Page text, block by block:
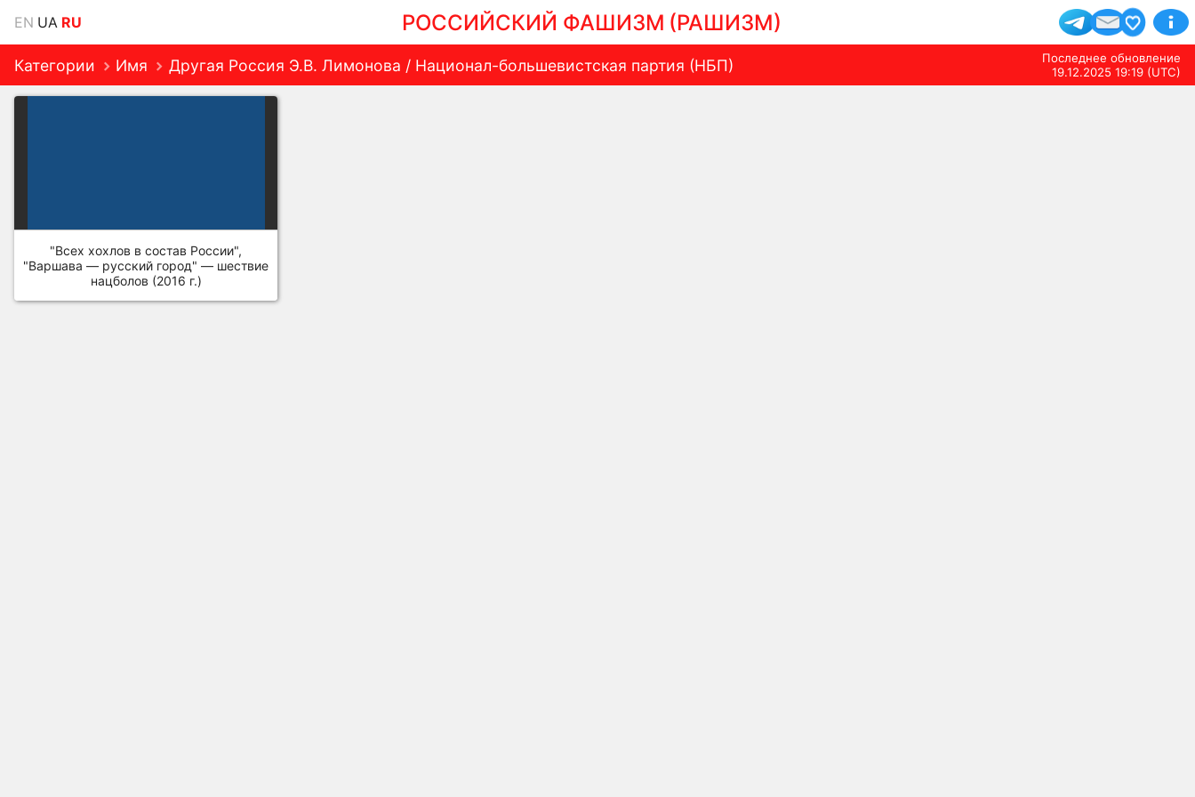
EN UA RU РОССИЙСКИЙ ФАШИЗМ (РАШИЗМ)
Категории Имя Другая Россия Э.В. Лимонова / Национал-большевистская партия (НБП)
Последнее обновление
19.12.2025 19:19 (UTC)
"Всех хохлов в состав России",
"Варшава — русский город" — шествие
нацболов (2016 г.)